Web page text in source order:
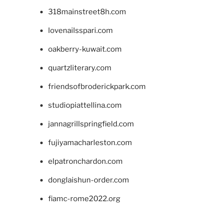
318mainstreet8h.com
lovenailsspari.com
oakberry-kuwait.com
quartzliterary.com
friendsofbroderickpark.com
studiopiattellina.com
jannagrillspringfield.com
fujiyamacharleston.com
elpatronchardon.com
donglaishun-order.com
fiamc-rome2022.org